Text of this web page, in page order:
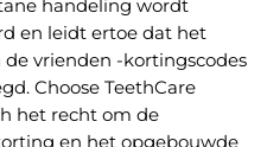
handeling wordt
en leidt ertoe dat het
vrienden -kortingscodes
Choose TeethCare
het recht om de
en het opgebouwde